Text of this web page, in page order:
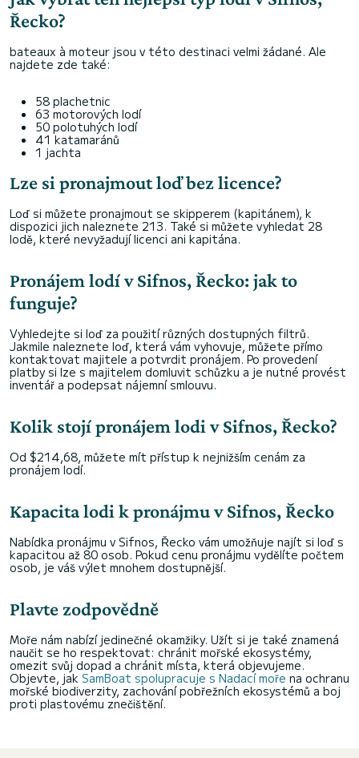
Řecko?
bateaux à moteur jsou v této destinaci velmi žádané. Ale
najdete zde také:
58 plachetnic
63 motorových lodí
50 polotuhých lodí
41 katamaránů
1 jachta
Lze si pronajmout loď bez licence?
Loď si můžete pronajmout se skipperem (kapitánem), k
dispozici jich naleznete 213. Také si můžete vyhledat 28
lodě, které nevyžadují licenci ani kapitána.
Pronájem lodí v Sifnos, Řecko: jak to
funguje?
Vyhledejte si loď za použití různých dostupných filtrů.
Jakmile naleznete loď, která vám vyhovuje, můžete přímo
kontaktovat majitele a potvrdit pronájem. Po provedení
platby si lze s majitelem domluvit schůzku a je nutné provést
inventář a podepsat nájemní smlouvu.
Kolik stojí pronájem lodi v Sifnos, Řecko?
Od $214,68, můžete mít přístup k nejnižším cenám za
pronájem lodí.
Kapacita lodi k pronájmu v Sifnos, Řecko
Nabídka pronájmu v Sifnos, Řecko vám umožňuje najít si loď s
kapacitou až 80 osob. Pokud cenu pronájmu vydělíte počtem
osob, je váš výlet mnohem dostupnější.
Plavte zodpovědně
Moře nám nabízí jedinečné okamžiky. Užít si je také znamená
naučit se ho respektovat: chránit mořské ekosystémy,
omezit svůj dopad a chránit místa, která objevujeme.
Objevte, jak SamBoat spolupracuje s Nadací moře na ochranu
mořské biodiverzity, zachování pobřežních ekosystémů a boj
proti plastovému znečištění.